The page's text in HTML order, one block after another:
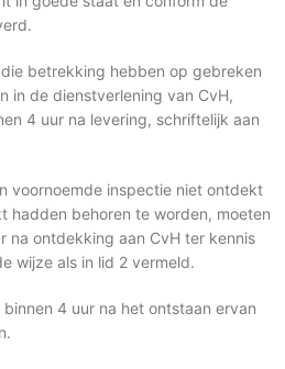
betrekking hebben op gebreken
in de dienstverlening van CvH,
4 uur na levering, schriftelijk aan
voornoemde inspectie niet ontdekt
hadden behoren te worden, moeten
na ontdekking aan CvH ter kennis
wijze als in lid 2 vermeld.
4 uur na het ontstaan ervan